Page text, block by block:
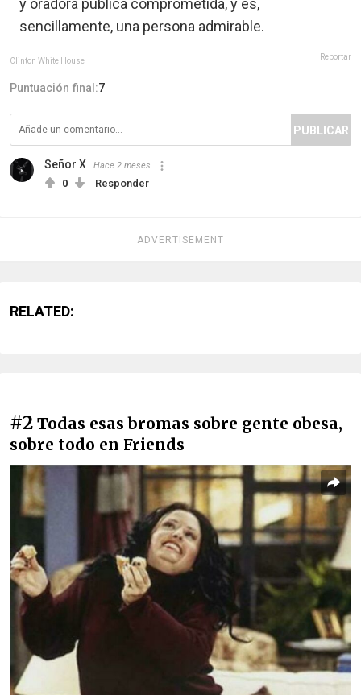
y oradora pública comprometida, y es,
sencillamente, una persona admirable.
Clinton White House Reportar
Puntuación final:7
PUBLICAR
Señor X Hace 2 meses
0 Responder
ADVERTISEMENT
RELATED:
#2 Todas esas bromas sobre gente obesa,
sobre todo en Friends